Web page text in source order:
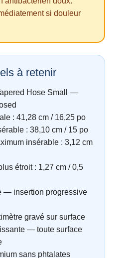
si douleur
à retenir
Hose Small —
: 41,28 cm / 16,25 po
: 38,10 cm / 15 po
insérable : 3,12 cm
étroit : 1,27 cm / 0,5
— insertion progressive
gravé sur surface
— toute surface
sans phtalates